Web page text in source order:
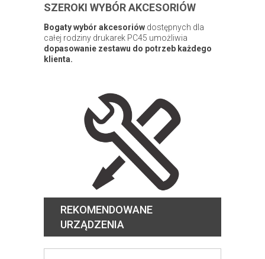
SZEROKI WYBÓR AKCESORIÓW
Bogaty wybór akcesoriów dostępnych dla
całej rodziny drukarek PC45 umożliwia
dopasowanie zestawu do potrzeb każdego
klienta.
REKOMENDOWANE
URZĄDZENIA